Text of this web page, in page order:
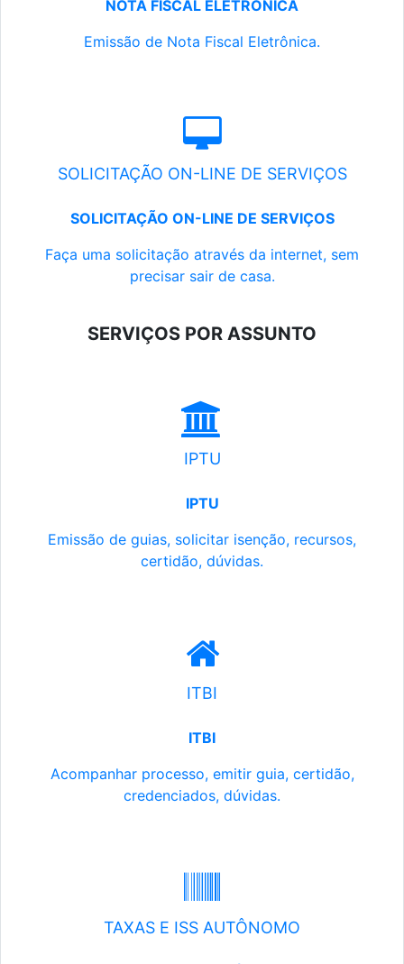
NOTA FISCAL ELETRÔNICA
Emissão de Nota Fiscal Eletrônica.
SOLICITAÇÃO ON-LINE DE SERVIÇOS
SOLICITAÇÃO ON-LINE DE SERVIÇOS
Faça uma solicitação através da internet, sem
precisar sair de casa.
SERVIÇOS POR ASSUNTO
IPTU
IPTU
Emissão de guias, solicitar isenção, recursos,
certidão, dúvidas.
ITBI
ITBI
Acompanhar processo, emitir guia, certidão,
credenciados, dúvidas.
TAXAS E ISS AUTÔNOMO